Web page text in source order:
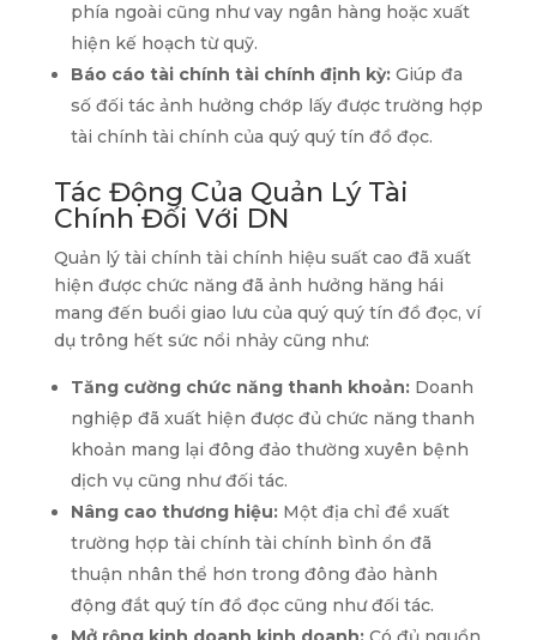
phía ngoài cũng như vay ngân hàng hoặc xuất
hiện kế hoạch từ quỹ.
Báo cáo tài chính tài chính định kỳ:Giúp đa
số đối tác ảnh hưởng chớp lấy được trường hợp
tài chính tài chính của quý quý tín đồ đọc.
Tác Động Của Quản Lý Tài
Chính Đối Với DN
Quản lý tài chính tài chính hiệu suất cao đã xuất
hiện được chức năng đã ảnh hưởng hăng hái
mang đến buổi giao lưu của quý quý tín đồ đọc, ví
dụ trông hết sức nổi nhảy cũng như:
Tăng cường chức năng thanh khoản:Doanh
nghiệp đã xuất hiện được đủ chức năng thanh
khoản mang lại đông đảo thường xuyên bệnh
dịch vụ cũng như đối tác.
Nâng cao thương hiệu:Một địa chỉ đề xuất
trường hợp tài chính tài chính bình ổn đã
thuận nhân thể hơn trong đông đảo hành
động đắt quý tín đồ đọc cũng như đối tác.